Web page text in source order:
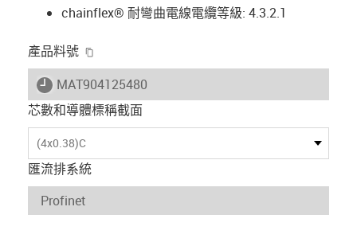
chainflex® 耐彎曲電線電纜等級: 4.3.2.1
產品料號
igus-icon-lieferzeit
MAT904125480
芯數和導體標稱截面
(4x0.38)C
匯流排系統